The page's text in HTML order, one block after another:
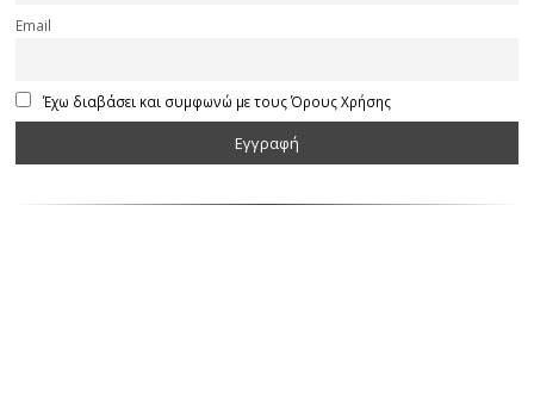
Email
Έχω διαβάσει και συμφωνώ με τους Όρους Χρήσης